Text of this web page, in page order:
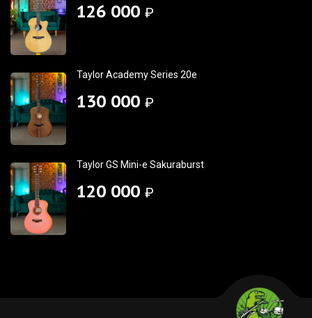
126 000 ₽
Taylor Academy Series 20e
130 000 ₽
Taylor GS Mini-e Sakuraburst
120 000 ₽